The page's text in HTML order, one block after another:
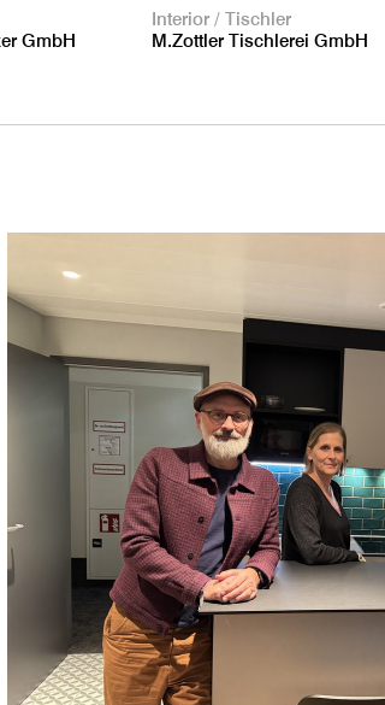
GmbH
Interior / Tischler
M.Zottler Tischlerei GmbH